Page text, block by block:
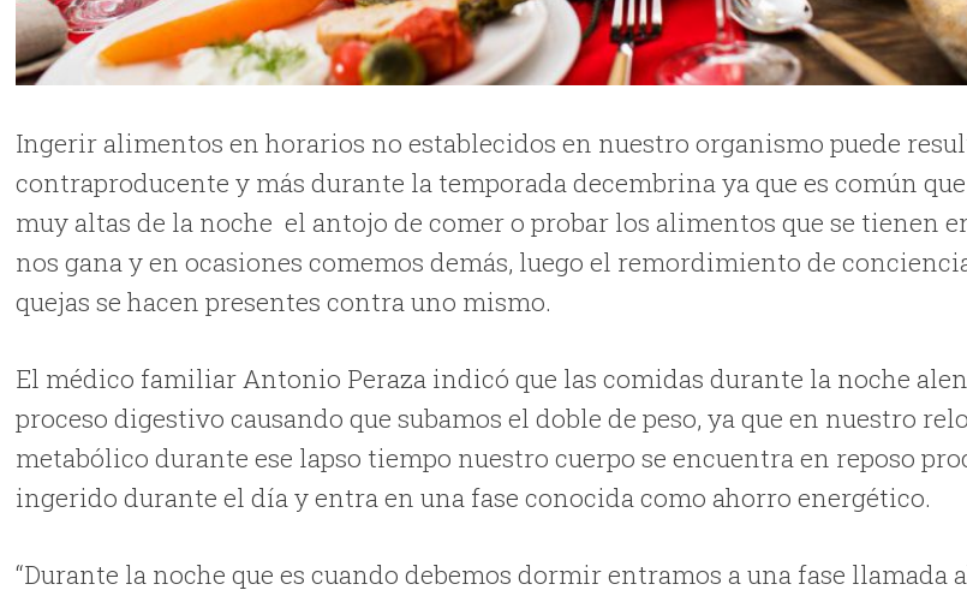
Ingerir alimentos en horarios no establecidos en nuestro organismo puede
contraproducente y más durante la temporada decembrina ya que es común
muy altas de la noche el antojo de comer o probar los alimentos que se tienen
nos gana y en ocasiones comemos demás, luego el remordimiento de
quejas se hacen presentes contra uno mismo.
El médico familiar Antonio Peraza indicó que las comidas durante la noche
proceso digestivo causando que subamos el doble de peso, ya que en nuestro
metabólico durante ese lapso tiempo nuestro cuerpo se encuentra en reposo
ingerido durante el día y entra en una fase conocida como ahorro energético.
“Durante la noche que es cuando debemos dormir entramos a una fase llamada